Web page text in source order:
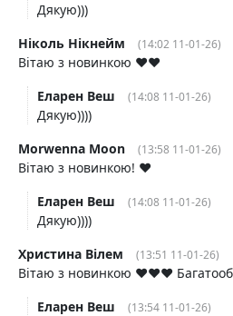
Дякую)))
Ніколь Нікнейм
(14:02 11-01-26)
Вітаю з новинкою ❤️❤️
Еларен Веш
(14:08 11-01-26)
Дякую))))
Morwenna Moon
(13:58 11-01-26)
Вітаю з новинкою! ❤️
Еларен Веш
(14:08 11-01-26)
Дякую))))
Христина Вілем
(13:51 11-01-26)
Вітаю з новинкою ❤️❤️❤️
Еларен Веш
(13:54 11-01-26)